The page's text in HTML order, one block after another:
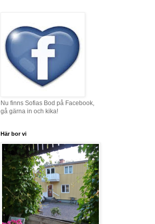
Nu finns Sofias Bod på Facebook,
gå gärna in och kika!
Här bor vi